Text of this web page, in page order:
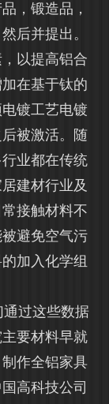
，锻造品，
后并提出。
以提高铝合
在基于钛的
镀工艺电镀
被激活。随
业都在传统
建材行业及
接触材料不
避免空气污
加入化学组
过这些数据
要材料早就
作全铝家具
高科技公司